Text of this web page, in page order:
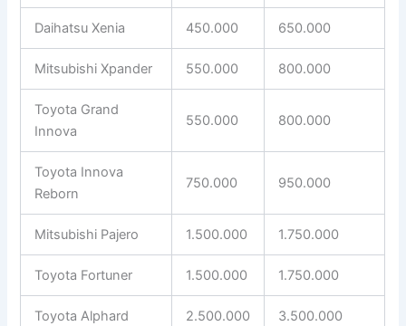
Daihatsu Xenia 450.000 650.000
Mitsubishi Xpander 550.000 800.000
Toyota Grand
Innova
550.000 800.000
Toyota Innova
Reborn
750.000 950.000
Mitsubishi Pajero 1.500.000 1.750.000
Toyota Fortuner 1.500.000 1.750.000
Toyota Alphard 2.500.000 3.500.000